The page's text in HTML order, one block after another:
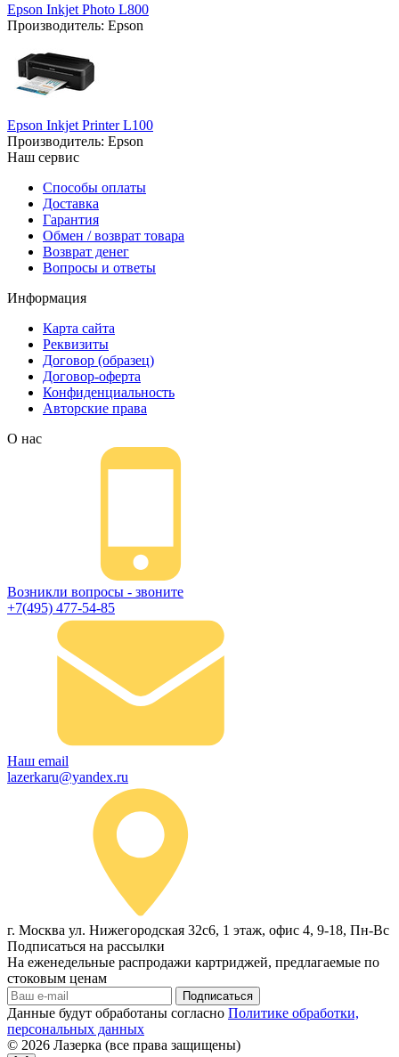
Epson Inkjet Photo L800
Производитель: Epson
Epson Inkjet Printer L100
Производитель: Epson
Наш сервис
Способы оплаты
Доставка
Гарантия
Обмен / возврат товара
Возврат денег
Вопросы и ответы
Информация
Карта сайта
Реквизиты
Договор (образец)
Договор-оферта
Конфиденциальность
Авторские права
О нас
Возникли вопросы - звоните
+7(495) 477-54-85
Наш email
lazerkaru@yandex.ru
г. Москва ул. Нижегородская 32с6, 1 этаж, офис 4, 9-18, Пн-Вс
Подписаться на рассылки
На еженедельные распродажи картриджей, предлагаемые по
стоковым ценам
Подписаться
Данные будут обработаны согласно Политике обработки,
персональных данных
© 2026 Лазерка (все права защищены)